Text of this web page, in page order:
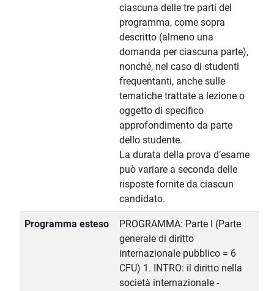
ciascuna delle tre parti del
programma, come sopra
descritto (almeno una
domanda per ciascuna parte),
nonché, nel caso di studenti
frequentanti, anche sulle
tematiche trattate a lezione o
oggetto di specifico
approfondimento da parte
dello studente.
La durata della prova d’esame
può variare a seconda delle
risposte fornite da ciascun
candidato.
Programma esteso
PROGRAMMA: Parte I (Parte
generale di diritto
internazionale pubblico = 6
CFU) 1. INTRO: il diritto nella
società internazionale -